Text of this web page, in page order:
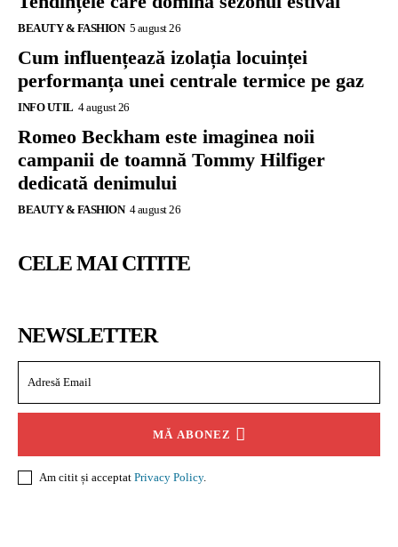
BEAUTY & FASHION 5 august 26
Cum influențează izolația locuinței
performanța unei centrale termice pe gaz
INFO UTIL 4 august 26
Romeo Beckham este imaginea noii
campanii de toamnă Tommy Hilfiger
dedicată denimului
BEAUTY & FASHION 4 august 26
CELE MAI CITITE
NEWSLETTER
MĂ ABONEZ
Am citit și acceptat Privacy Policy.